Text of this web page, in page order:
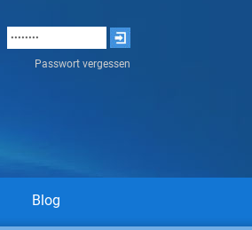
Passwort vergessen
Blog